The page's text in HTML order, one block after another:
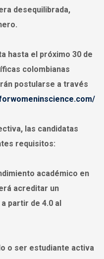
desequilibrada,
hasta el próximo 30 de
colombianas
postularse a través
las candidatas
requisitos:
académico en
acreditar un
partir de 4.0 al
o ser estudiante activa